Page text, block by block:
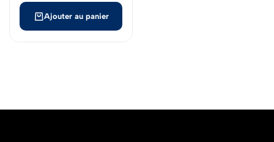
Ajouter au panier